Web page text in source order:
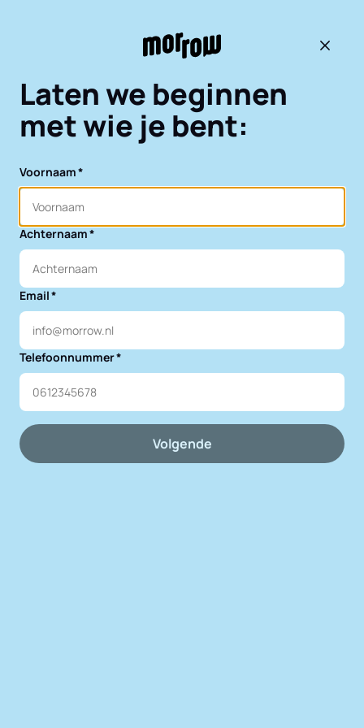
Terug
Laten we beginnen
met wie je bent:
Voornaam
Achternaam
Email
Telefoonnummer
Volgende